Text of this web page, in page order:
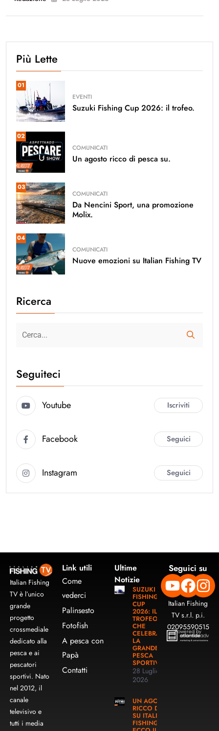
Più Lette
01
EVENTI
Suzuki Fishing Cup 2026: il trofeo.
02
COMUNICATI
Un agosto ricco di pesca su.
03
COMUNICATI
Da Nencini Sport, una promozione
Molix.
04
COMUNICATI
Nuove emozioni su Italian Fishing TV
Ricerca
Seguiteci
Youtube Iscriviti
Facebook Seguici
Instagram Seguici
Italian Fishing
TV è l’unico
grande
progetto
crossmediale
dedicato alla
pesca e ai
pescatori
sportivi. Nato
nel 2012, il
canale
televisivo e
tutti i media
Link utili
Come
vederci
Palinsesto
Fotofish
A pesca con
Papà
Contatti
Ultime
Notizie
SUZUKI
FISHING
CUP
2026: IL
TROFEO
CHE
CELEBRA
LA
GRANDE
PESCA
SPORTIVA
28 Luglio
2026
UN AGOSTO
RICCO DI PESCA
SU ITALIAN
FISHING TV:
Seguici su
Italian Fishing
TV s.r.l. p.i.
02095590515
Powered by